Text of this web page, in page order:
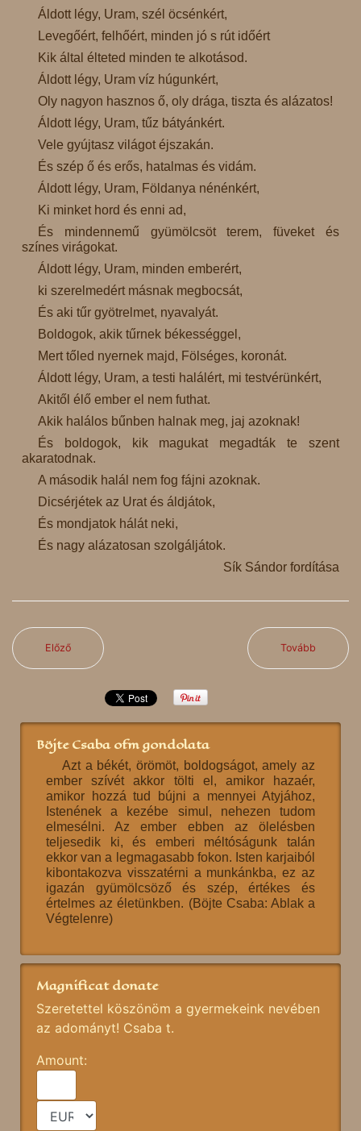
Áldott légy, Uram, szél öcsénkért,
Levegőért, felhőért, minden jó s rút időért
Kik által élteted minden te alkotásod.
Áldott légy, Uram víz húgunkért,
Oly nagyon hasznos ő, oly drága, tiszta és alázatos!
Áldott légy, Uram, tűz bátyánkért.
Vele gyújtasz világot éjszakán.
És szép ő és erős, hatalmas és vidám.
Áldott légy, Uram, Földanya nénénkért,
Ki minket hord és enni ad,
És mindennemű gyümölcsöt terem, füveket és
színes virágokat.
Áldott légy, Uram, minden emberért,
ki szerelmedért másnak megbocsát,
És aki tűr gyötrelmet, nyavalyát.
Boldogok, akik tűrnek békességgel,
Mert tőled nyernek majd, Fölséges, koronát.
Áldott légy, Uram, a testi halálért, mi testvérünkért,
Akitől élő ember el nem futhat.
Akik halálos bűnben halnak meg, jaj azoknak!
És boldogok, kik magukat megadták te szent
akaratodnak.
A második halál nem fog fájni azoknak.
Dicsérjétek az Urat és áldjátok,
És mondjatok hálát neki,
És nagy alázatosan szolgáljátok.
Sík Sándor fordítása
Előző Tovább
Böjte Csaba ofm gondolata
Azt a békét, örömöt, boldogságot, amely az
ember szívét akkor tölti el, amikor hazaér,
amikor hozzá tud bújni a mennyei Atyjához,
Istenének a kezébe simul, nehezen tudom
elmesélni. Az ember ebben az ölelésben
teljesedik ki, és emberi méltóságunk talán
ekkor van a legmagasabb fokon. Isten karjaiból
kibontakozva visszatérni a munkánkba, ez az
igazán gyümölcsöző és szép, értékes és
értelmes az életünkben. (Böjte Csaba: Ablak a
Végtelenre)
Magnificat donate
Szeretettel köszönöm a gyermekeink nevében
az adományt! Csaba t.
Amount: